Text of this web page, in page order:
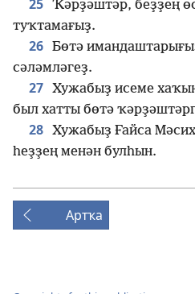
25 Ҡәрҙәштәр, беҙҙең
туҡтамағыҙ.
26 Бөтә
сәләмләгеҙ.
27 Хужабыҙ исеме
был хатты бөтә
28 Хужабыҙ Ғайса
һеҙҙең менән булһын.
Артҡа